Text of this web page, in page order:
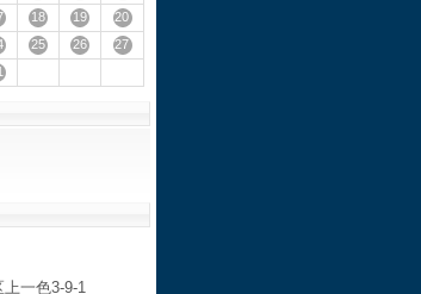
18 19
20
25 26
27
一色3-9-1